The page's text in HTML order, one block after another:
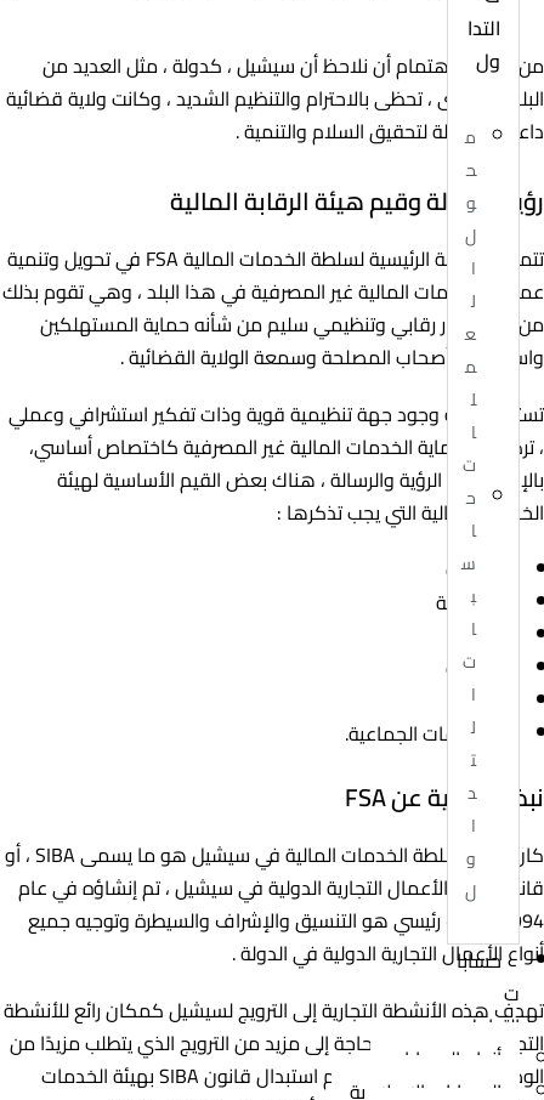
التدا
ول
م
ح
و
ل
ا
ل
ع
م
ل
ا
ت
ح
ا
س
ب
ا
ت
ا
ل
ت
د
ا
و
ل
حسابا
ت
التداول
أنواع الحسابات
الحسابات الإسلامية
الدولة .
من المثير للاهتمام أن نلاحظ أن سيشيل ، كدولة ، مثل العديد من
البلدان الأخرى ، تحظى بالاحترام والتنظيم الشديد ، وكانت ولاية قضائية
داعمة وفعالة لتحقيق السلام والتنمية .
رؤية ورسالة وقيم هيئة الرقابة المالية
تتمثل المهمة الرئيسية لسلطة الخدمات المالية FSA في تحويل وتنمية
عمليات الخدمات المالية غير المصرفية في هذا البلد ، وهي تقوم بذلك
من خلال إطار رقابي وتنظيمي سليم من شأنه حماية المستهلكين
واستثمارات أصحاب المصلحة وسمعة الولاية القضائية .
تستلزم الرؤية وجود جهة تنظيمية قوية وذات تفكير استشرافي وعملي
، تركز على حماية الخدمات المالية غير المصرفية كاختصاص أساسي،
بالإضافة إلى الرؤية والرسالة ، هناك بعض القيم الأساسية لهيئة
الخدمات المالية التي يجب تذكرها :
الشفافية
المسؤولية
النزاهة
الاحترافية
المراقبة
المساهمات الجماعية.
نبذة تاريخية عن FSA
كان سلف سلطة الخدمات المالية في سيشيل هو ما يسمى SIBA ، أو
قانون هيئة الأعمال التجارية الدولية في سيشيل ، تم إنشاؤه في عام
1994 بهدف رئيسي هو التنسيق والإشراف والسيطرة وتوجيه جميع
أنواع الأعمال التجارية الدولية في الدولة .
تهدف هذه الأنشطة التجارية إلى الترويج لسيشيل كمكان رائع للأنشطة
التجارية ، بما أن هناك حاجة إلى مزيد من الترويج الذي يتطلب مزيدًا من
الوضوح والشفافية ، فقد تم استبدال قانون SIBA بهيئة الخدمات